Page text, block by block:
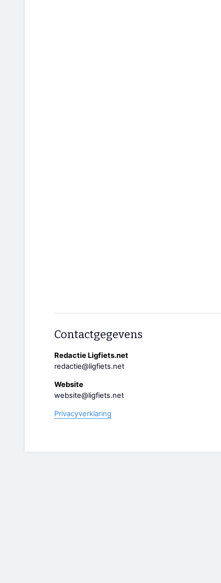
Contactgegevens
Redactie Ligfiets.net
redactie@ligfiets.net
Website
website@ligfiets.net
Privacyverklaring